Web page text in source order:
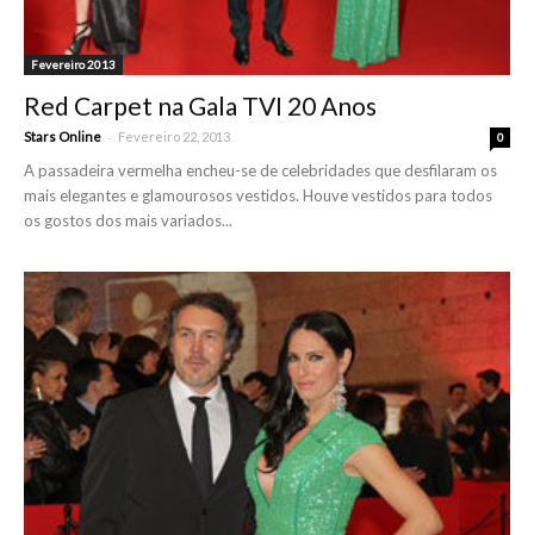
Fevereiro 2013
Red Carpet na Gala TVI 20 Anos
Stars Online - Fevereiro 22, 2013 0
A passadeira vermelha encheu-se de celebridades que desfilaram os
mais elegantes e glamourosos vestidos. Houve vestidos para todos
os gostos dos mais variados...